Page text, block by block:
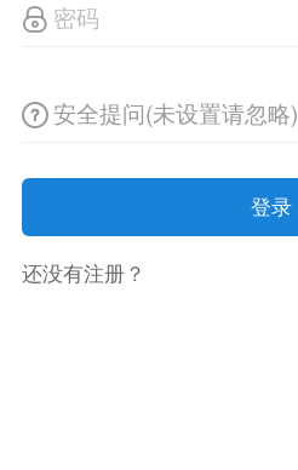
安全提问(未设置请忽略)
登录
还没有注册？